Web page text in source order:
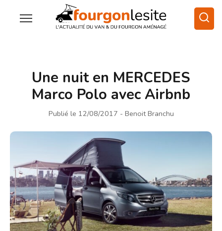
Une nuit en MERCEDES
Marco Polo avec Airbnb
Publié le 12/08/2017 - Benoit Branchu